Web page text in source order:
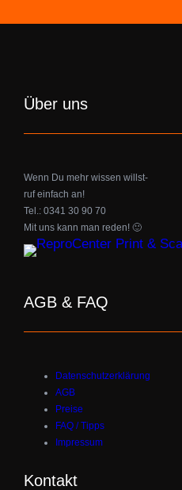
Über uns
Wenn Du mehr wissen willst-
ruf einfach an!
Tel.: 0341 30 90 70
Mit uns kann man reden! 🙂
AGB & FAQ
Datenschutzerklärung
AGB
Preise
FAQ / Tipps
Impressum
Kontakt